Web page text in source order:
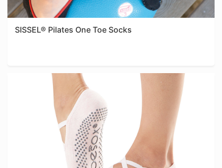
SISSEL® Pilates One Toe Socks